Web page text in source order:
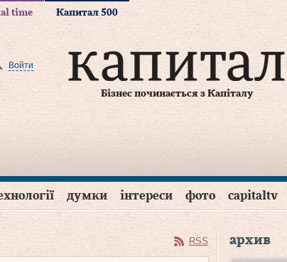
time Капитал 500
Бізнес починається з Капіталу
Войти
думки інтереси фото capitaltv
RSS архив